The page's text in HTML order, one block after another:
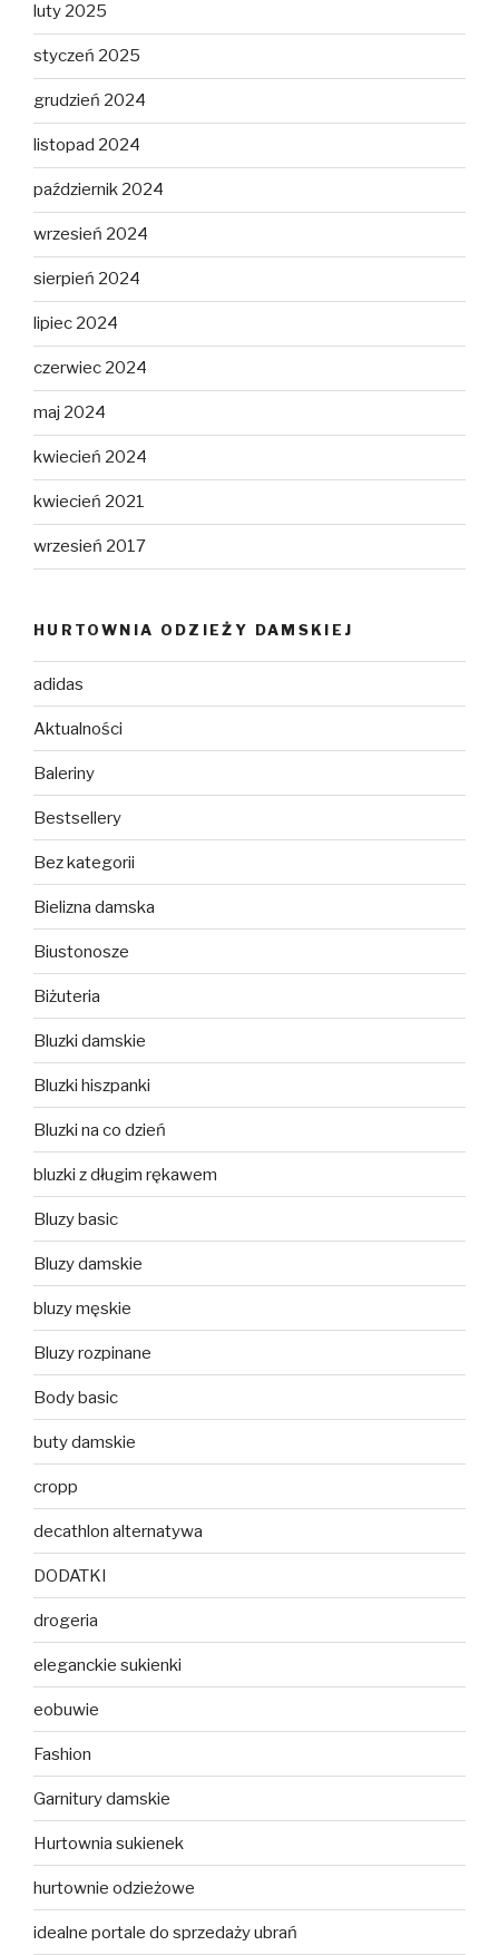
luty 2025
styczeń 2025
grudzień 2024
listopad 2024
październik 2024
wrzesień 2024
sierpień 2024
lipiec 2024
czerwiec 2024
maj 2024
kwiecień 2024
kwiecień 2021
wrzesień 2017
HURTOWNIA ODZIEŻY DAMSKIEJ
adidas
Aktualności
Baleriny
Bestsellery
Bez kategorii
Bielizna damska
Biustonosze
Biżuteria
Bluzki damskie
Bluzki hiszpanki
Bluzki na co dzień
bluzki z długim rękawem
Bluzy basic
Bluzy damskie
bluzy męskie
Bluzy rozpinane
Body basic
buty damskie
cropp
decathlon alternatywa
DODATKI
drogeria
eleganckie sukienki
eobuwie
Fashion
Garnitury damskie
Hurtownia sukienek
hurtownie odzieżowe
idealne portale do sprzedaży ubrań